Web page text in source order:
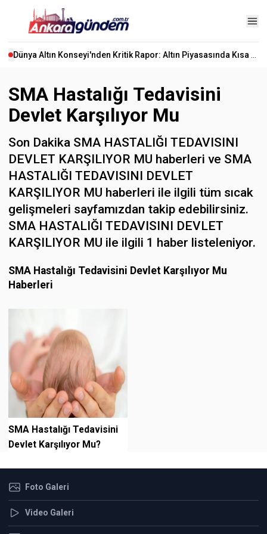
SMA Hastalığı Tedavisini
Devlet Karşılıyor Mu
Son Dakika SMA HASTALIĞI TEDAVISINI
DEVLET KARŞILIYOR MU haberleri ve SMA
HASTALIĞI TEDAVISINI DEVLET
KARŞILIYOR MU haberleri ile ilgili tüm sıcak
gelişmeleri sayfamızdan takip edebilirsiniz.
SMA HASTALIĞI TEDAVISINI DEVLET
KARŞILIYOR MU ile ilgili 1 haber listeleniyor.
SMA Hastalığı Tedavisini Devlet Karşılıyor Mu
Haberleri
SMA Hastalığı Tedavisini
Devlet Karşılıyor Mu?
Foto Galeri
Video Galeri